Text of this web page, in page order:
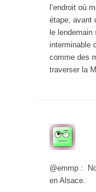
l’endroit où
étape, avant
le
interminable
comme des
traverser la
@emmp :
en Alsace.